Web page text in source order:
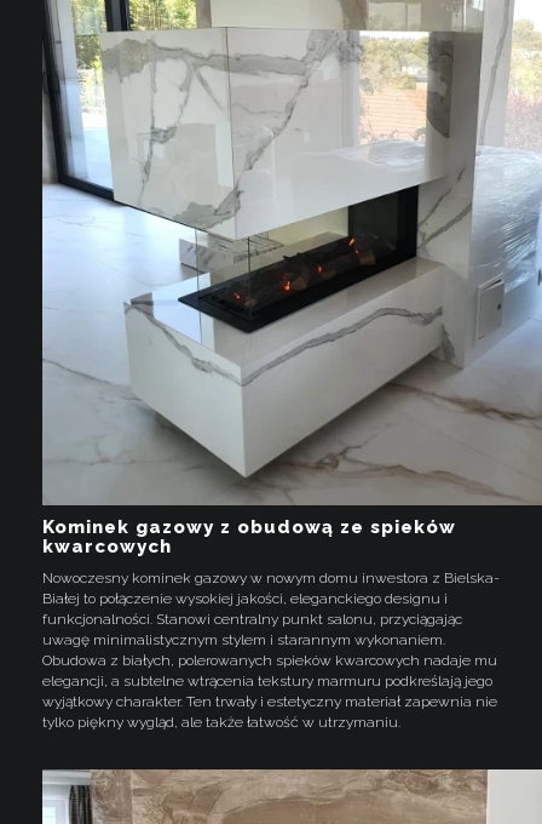
Kominek gazowy z obudową ze spieków
kwarcowych
Nowoczesny kominek gazowy w nowym domu inwestora z Bielska-
Białej to połączenie wysokiej jakości, eleganckiego designu i
funkcjonalności. Stanowi centralny punkt salonu, przyciągając
uwagę minimalistycznym stylem i starannym wykonaniem.
Obudowa z białych, polerowanych spieków kwarcowych nadaje mu
elegancji, a subtelne wtrącenia tekstury marmuru podkreślają jego
wyjątkowy charakter. Ten trwały i estetyczny materiał zapewnia nie
tylko piękny wygląd, ale także łatwość w utrzymaniu.